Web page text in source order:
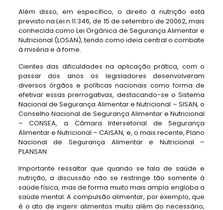
Além disso, em específico, o direito à nutrição está
previsto na Lei n 11.346, de 15 de setembro de 20062, mais
conhecida como Lei Orgânica de Segurança Alimentar e
Nutricional (LOSAN), tendo como ideia central o combate
à miséria e à fome.
Cientes das dificuldades na aplicação prática, com o
passar dos anos os legisladores desenvolveram
diversos órgãos e políticas nacionais como forma de
efetivar essas prerrogativas, destacando-se o Sistema
Nacional de Segurança Alimentar e Nutricional – SISAN, o
Conselho Nacional de Segurança Alimentar e Nutricional
– CONSEA, a Câmara Intersetorial de Segurança
Alimentar e Nutricional – CAISAN, e, o mais recente, Plano
Nacional de Segurança Alimentar e Nutricional –
PLANSAN.
Importante ressaltar que quando se fala de saúde e
nutrição, a discussão não se restringe tão somente à
saúde física, mas de forma muito mais ampla engloba a
saúde mental. A compulsão alimentar, por exemplo, que
é o ato de ingerir alimentos muito além do necessário,